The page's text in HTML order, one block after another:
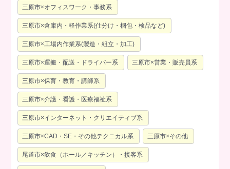
三原市×オフィスワーク・事務系
三原市×倉庫内・軽作業系(仕分け・梱包・検品など)
三原市×工場内作業系(製造・組立・加工)
三原市×運搬・配送・ドライバー系 三原市×営業・販売員系
三原市×保育・教育・講師系
三原市×介護・看護・医療福祉系
三原市×インターネット・クリエイティブ系
三原市×CAD・SE・その他テクニカル系 三原市×その他
尾道市×飲食（ホール／キッチン）・接客系